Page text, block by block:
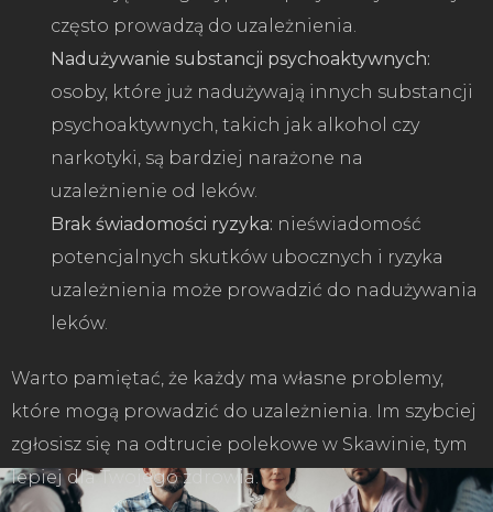
często prowadzą do uzależnienia.
Nadużywanie substancji psychoaktywnych:
osoby, które już nadużywają innych substancji
psychoaktywnych, takich jak alkohol czy
narkotyki, są bardziej narażone na
uzależnienie od leków.
Brak świadomości ryzyka: nieświadomość
potencjalnych skutków ubocznych i ryzyka
uzależnienia może prowadzić do nadużywania
leków.
Warto pamiętać, że każdy ma własne problemy,
które mogą prowadzić do uzależnienia. Im szybciej
zgłosisz się na odtrucie polekowe w Skawinie, tym
lepiej dla Twojego zdrowia.